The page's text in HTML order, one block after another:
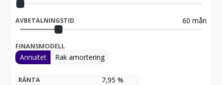
AVBETALNINGSTID 60 mån
FINANSMODELL
Annuitet Rak amortering
RÄNTA 7,95 %